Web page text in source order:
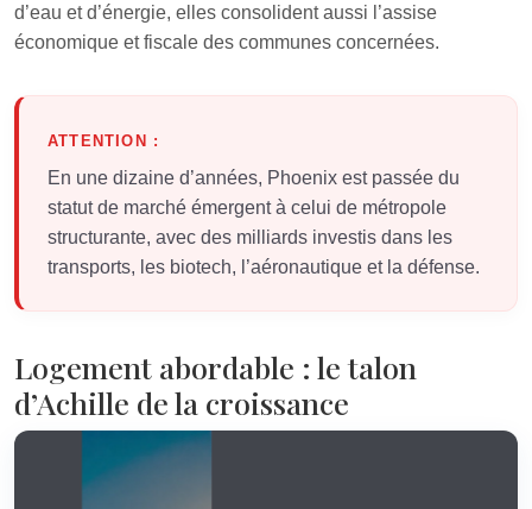
d’eau et d’énergie, elles consolident aussi l’assise
économique et fiscale des communes concernées.
ATTENTION :
En une dizaine d’années, Phoenix est passée du
statut de marché émergent à celui de métropole
structurante, avec des milliards investis dans les
transports, les biotech, l’aéronautique et la défense.
Logement abordable : le talon
d’Achille de la croissance